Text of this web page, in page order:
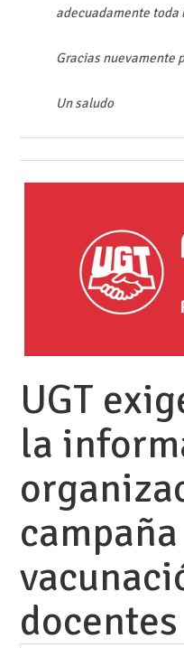
adecuadamente toda
Gracias nuevamente
Un saludo
UGT
la
docentes